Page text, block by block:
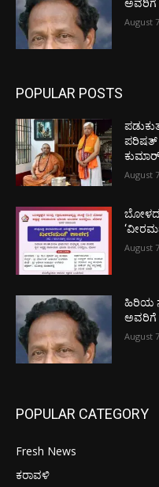
ಅವರಿಗೆ
August
POPULAR POSTS
ಪರಿಷತ್
August
August
ಹಿರಿಯ
ಅವರಿಗೆ
August
POPULAR CATEGORY
Fresh News
ಕರಾವಳಿ